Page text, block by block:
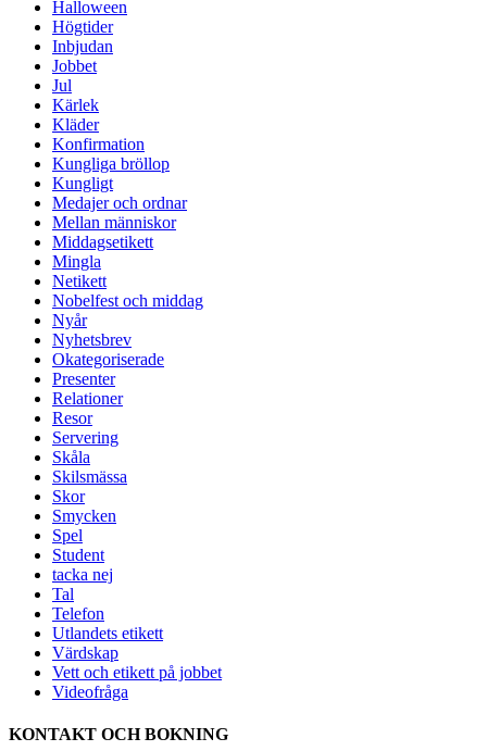
Halloween
Högtider
Inbjudan
Jobbet
Jul
Kärlek
Kläder
Konfirmation
Kungliga bröllop
Kungligt
Medajer och ordnar
Mellan människor
Middagsetikett
Mingla
Netikett
Nobelfest och middag
Nyår
Nyhetsbrev
Okategoriserade
Presenter
Relationer
Resor
Servering
Skåla
Skilsmässa
Skor
Smycken
Spel
Student
tacka nej
Tal
Telefon
Utlandets etikett
Värdskap
Vett och etikett på jobbet
Videofråga
KONTAKT OCH BOKNING